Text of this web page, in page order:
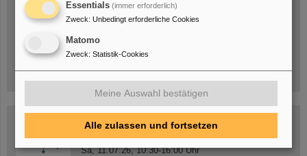
Warum existiert nicht einfach nichts?
Hannah Elfner,
GSI/FAIR/Goethe-Universität
Anmeldung und weitere Informationen
geöffnet Di – Fr,
12 – 17 Uhr
Sa, 11.07.26, 10:30-16:00 Uhr
Essentials (immer erforderlich)
Zweck: Unbedingt erforderliche Cookies
Matomo
Zweck: Statistik-Cookies
Meine Auswahl bestätigen
Alle zulassen und fortsetzen